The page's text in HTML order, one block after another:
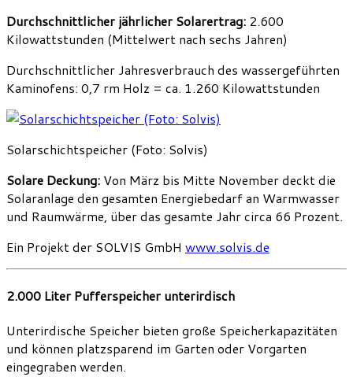
Durchschnittlicher jährlicher Solarertrag: 2.600
Kilowattstunden (Mittelwert nach sechs Jahren)
Durchschnittlicher Jahresverbrauch des wassergeführten
Kaminofens: 0,7 rm Holz = ca. 1.260 Kilowattstunden
Solarschichtspeicher (Foto: Solvis)
Solare Deckung: Von März bis Mitte November deckt die
Solaranlage den gesamten Energiebedarf an Warmwasser
und Raumwärme, über das gesamte Jahr circa 66 Prozent.
Ein Projekt der SOLVIS GmbH www.solvis.de
2.000 Liter Pufferspeicher unterirdisch
Unterirdische Speicher bieten große Speicherkapazitäten
und können platzsparend im Garten oder Vorgarten
eingegraben werden.